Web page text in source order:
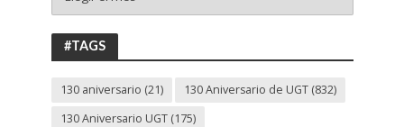
ANIVERSARIO
UGT
#TAGS
130 aniversario (21) 130 Aniversario de UGT(832)
130 Aniversario UGT(175)